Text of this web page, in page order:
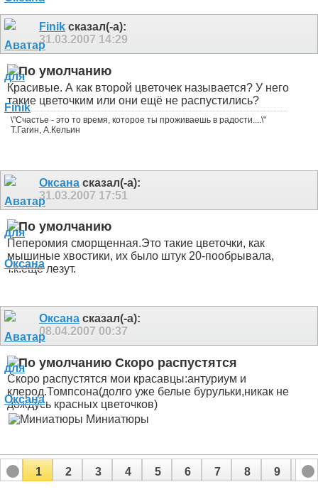
Finik сказал(-а):
31.03.2007 14:29
Красивые. А как второй цветочек называется? У него
такие цветочким или они ещё не распустились?
\"Счастье - это то время, которое ты проживаешь в радости....\"
Т.Гагин, А.Кельин
Оксана сказал(-а):
31.03.2007 17:51
Пеперомия сморщенная.Это такие цветочки, как
мышиные хвостики, их было штук 20-пообрывала,
т.к.еще лезут.
Оксана сказал(-а):
08.04.2007 00:37
Скоро распустятся
Скоро распустятся мои красавцы:антуриум и
клерод.Томпсона(долго уже белые бурульки,никак не
дождусь красных цветочков)
Миниатюры
1 2 3 4 5 6 7 8 9 10